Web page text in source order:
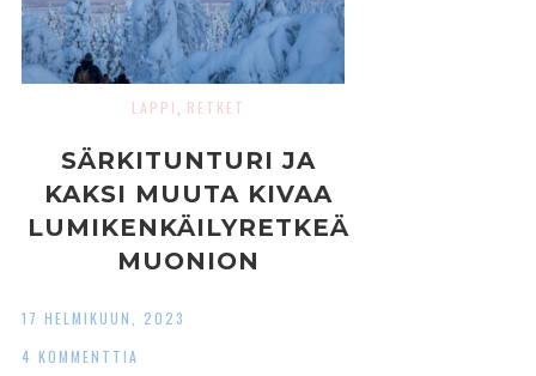
LAPPI RETKET
SÄRKITUNTURI JA
KAKSI MUUTA KIVAA
LUMIKENKÄILYRETKEÄ
MUONION
17 HELMIKUUN, 2023
4 KOMMENTTIA